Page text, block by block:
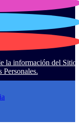
la información del Sitio
Personales.